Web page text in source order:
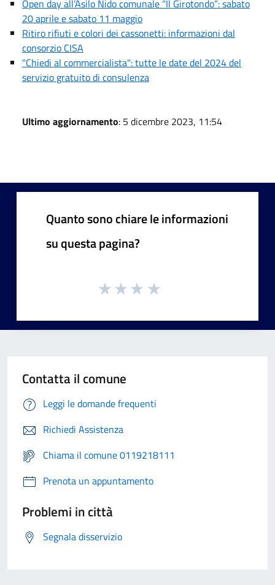
Open day all’Asilo Nido comunale “Il Girotondo”: sabato
20 aprile e sabato 11 maggio
Ritiro rifiuti e colori dei cassonetti: informazioni dal
consorzio CISA
"Chiedi al commercialista": tutte le date del 2024 del
servizio gratuito di consulenza
Ultimo aggiornamento: 5 dicembre 2023, 11:54
Quanto sono chiare le informazioni
su questa pagina?
Contatta il comune
Leggi le domande frequenti
Richiedi Assistenza
Chiama il comune 0119218111
Prenota un appuntamento
Problemi in città
Segnala disservizio